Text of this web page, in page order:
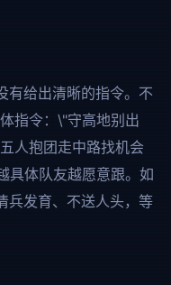
有给出清晰的指令。不
指令：\"守高地别出
人抱团走中路找机会
具体队友越愿意跟。如
发育、不送人头，等